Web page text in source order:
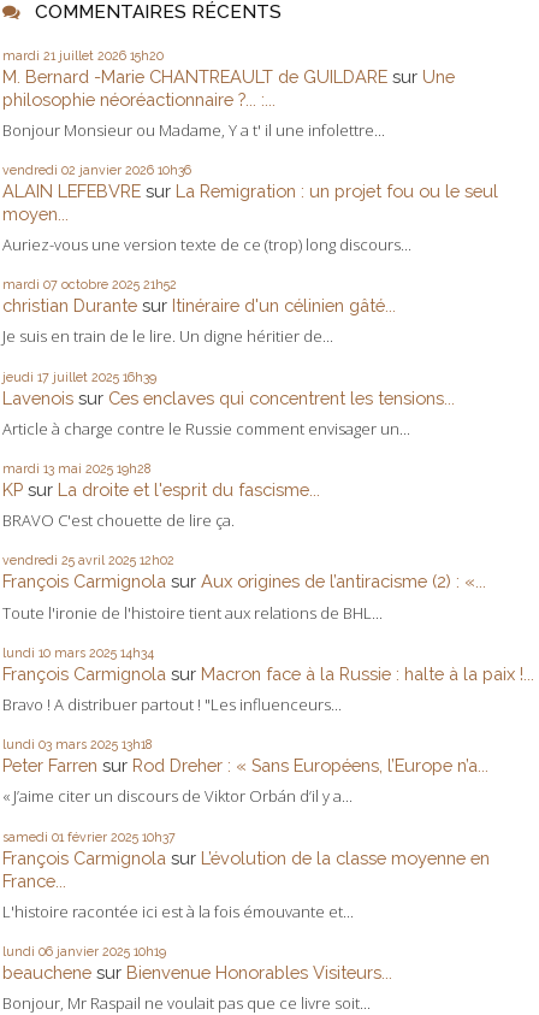
COMMENTAIRES RÉCENTS
mardi 21 juillet 2026 15h20
M. Bernard -Marie CHANTREAULT de GUILDARE sur Une
philosophie néoréactionnaire ?... :...
Bonjour Monsieur ou Madame, Y a t' il une infolettre...
vendredi 02 janvier 2026 10h36
ALAIN LEFEBVRE sur La Remigration : un projet fou ou le seul
moyen...
Auriez-vous une version texte de ce (trop) long discours...
mardi 07 octobre 2025 21h52
christian Durante sur Itinéraire d'un célinien gâté...
Je suis en train de le lire. Un digne héritier de...
jeudi 17 juillet 2025 16h39
Lavenois sur Ces enclaves qui concentrent les tensions...
Article à charge contre le Russie comment envisager un...
mardi 13 mai 2025 19h28
KP sur La droite et l'esprit du fascisme...
BRAVO C'est chouette de lire ça.
vendredi 25 avril 2025 12h02
François Carmignola sur Aux origines de l’antiracisme (2) : «...
Toute l'ironie de l'histoire tient aux relations de BHL...
lundi 10 mars 2025 14h34
François Carmignola sur Macron face à la Russie : halte à la paix !...
Bravo ! A distribuer partout ! "Les influenceurs...
lundi 03 mars 2025 13h18
Peter Farren sur Rod Dreher : « Sans Européens, l’Europe n’a...
« J’aime citer un discours de Viktor Orbán d’il y a...
samedi 01 février 2025 10h37
François Carmignola sur L’évolution de la classe moyenne en
France...
L'histoire racontée ici est à la fois émouvante et...
lundi 06 janvier 2025 10h19
beauchene sur Bienvenue Honorables Visiteurs...
Bonjour, Mr Raspail ne voulait pas que ce livre soit...